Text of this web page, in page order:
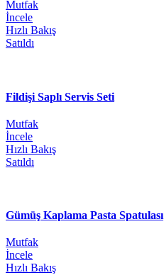
Mutfak
İncele
Hızlı Bakış
Satıldı
Fildişi Saplı Servis Seti
Mutfak
İncele
Hızlı Bakış
Satıldı
Gümüş Kaplama Pasta Spatulası
Mutfak
İncele
Hızlı Bakış